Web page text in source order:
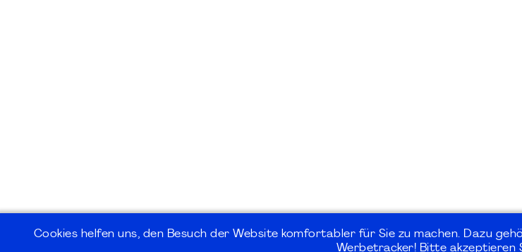
Cookies helfen uns, den Besuch der Website komfortabler für Sie zu machen. Dazu
Werbetracker! Bitte akzeptieren